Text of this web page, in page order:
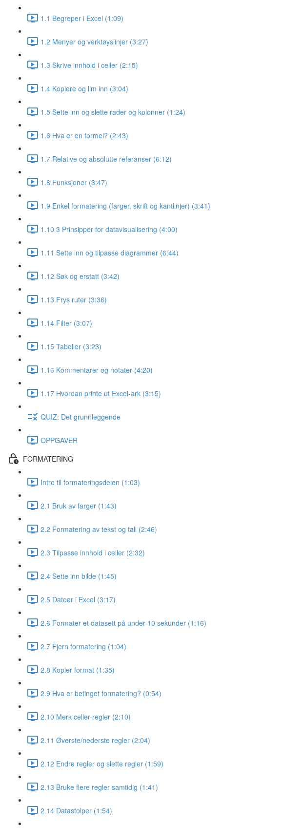
1.1 Begreper i Excel (1:09)
1.2 Menyer og verktøyslinjer (3:27)
1.3 Skrive innhold i celler (2:15)
1.4 Kopiere og lim inn (3:04)
1.5 Sette inn og slette rader og kolonner (1:24)
1.6 Hva er en formel? (2:43)
1.7 Relative og absolutte referanser (6:12)
1.8 Funksjoner (3:47)
1.9 Enkel formatering (farger, skrift og kantlinjer) (3:41)
1.10 3 Prinsipper for datavisualisering (4:00)
1.11 Sette inn og tilpasse diagrammer (6:44)
1.12 Søk og erstatt (3:42)
1.13 Frys ruter (3:36)
1.14 Filter (3:07)
1.15 Tabeller (3:23)
1.16 Kommentarer og notater (4:20)
1.17 Hvordan printe ut Excel-ark (3:15)
QUIZ: Det grunnleggende
OPPGAVER
FORMATERING
Intro til formateringsdelen (1:03)
2.1 Bruk av farger (1:43)
2.2 Formatering av tekst og tall (2:46)
2.3 Tilpasse innhold i celler (2:32)
2.4 Sette inn bilde (1:45)
2.5 Datoer i Excel (3:17)
2.6 Formater et datasett på under 10 sekunder (1:16)
2.7 Fjern formatering (1:04)
2.8 Kopier format (1:35)
2.9 Hva er betinget formatering? (0:54)
2.10 Merk celler-regler (2:10)
2.11 Øverste/nederste regler (2:04)
2.12 Endre regler og slette regler (1:59)
2.13 Bruke flere regler samtidig (1:41)
2.14 Datastolper (1:54)